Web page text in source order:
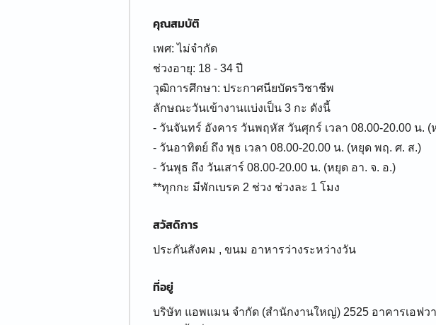
คุณสมบัติ
เพศ: ไม่จำกัด
ช่วงอายุ: 18 - 34 ปี
วุฒิการศึกษา: ประกาศนียบัตรวิชาชีพ
ลักษณะวันเข้างานแบ่งเป็น 3 กะ ดังนี้
- วันจันทร์ อังคาร วันพฤหัส วันศุกร์ เวลา 08.00-20.00 น. (
- วันอาทิตย์ ถึง พุธ เวลา 08.00-20.00 น. (หยุด พฤ. ศ. ส.)
- วันพุธ ถึง วันเสาร์ 08.00-20.00 น. (หยุด อา. จ. อ.)
**ทุกกะ มีพักเบรค 2 ช่วง ช่วงละ 1 โมง
สวัสดิการ
ประกันสังคม , ขนม อาหารว่างระหว่างวัน
ที่อยู่
บริษัท แอพแมน จำกัด (สำนักงานใหญ่) 2525 อาคารเอฟวา